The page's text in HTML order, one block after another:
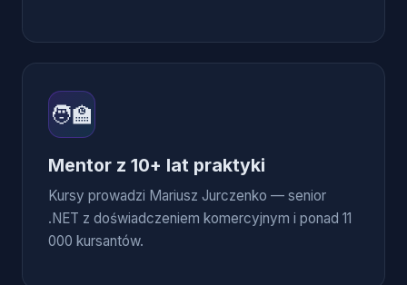
🧑‍🏫
Mentor z 10+ lat praktyki
Kursy prowadzi Mariusz Jurczenko — senior
.NET z doświadczeniem komercyjnym i ponad 11
000 kursantów.